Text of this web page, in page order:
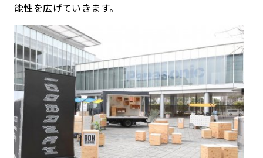
能性を広げていきます。